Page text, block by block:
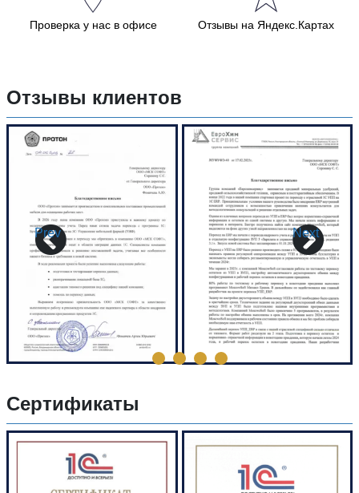
Проверка у нас в офисе Отзывы на Яндекс.Картах
Отзывы клиентов
Prev Next
Сертификаты